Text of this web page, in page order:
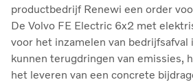
productbedrijf Renewi een order
De Volvo FE Electric 6x2 met
voor het inzamelen van
kunnen terugdringen van emissies,
het leveren van een concrete